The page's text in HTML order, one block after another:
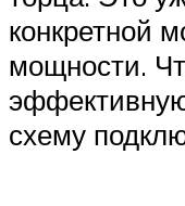
конкретной
мощности.
схему